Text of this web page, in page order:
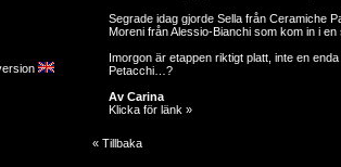
Segrade idag gjorde Sella från Ceramiche
Moreni från Alessio-Bianchi som kom in i
Imorgon är etappen riktigt platt, inte en
Petacchi…?
Av Carina
Klicka för länk »
« Tillbaka